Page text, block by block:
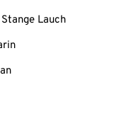
Lauch